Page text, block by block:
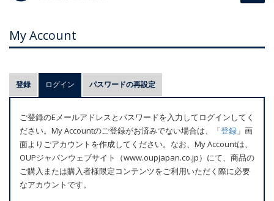
My Account
プ
ラ
マ
リ
ー
タ
ブ
登録 ログイン (アクティブなタブ)
パスワードの再設定
ご登録のEメールアドレスとパスワードを入力してログインしてく
ださい。My Accountのご登録がお済みでない場合は、「登録 」画
面よりごアカウントを作成してください。なお、My Accountは、
OUPジャパンウェブサイト（www.oupjapan.co.jp）にて、商品の
ご購入または購入者様限定コンテンツをご利用いただく際に必要
なアカウントです。